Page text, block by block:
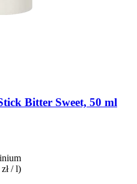
Bitter Sweet, 50 ml
/ l)